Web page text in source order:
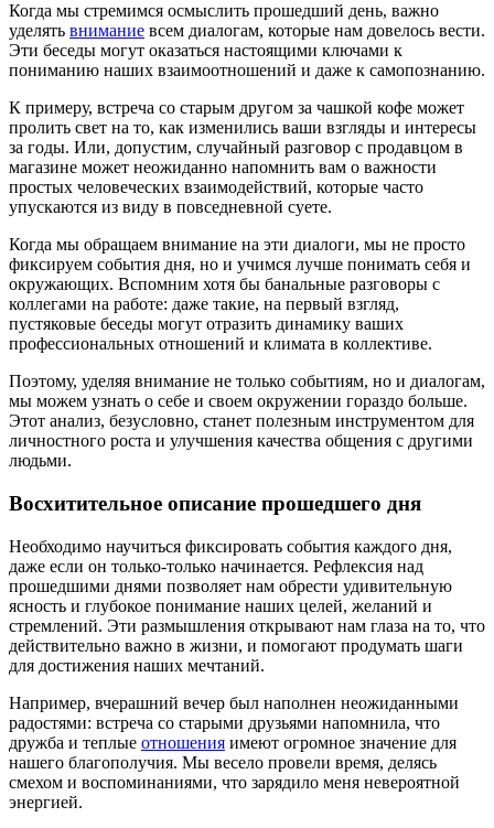
Когда мы стремимся осмыслить прошедший день, важно
уделять внимание всем диалогам, которые нам довелось вести.
Эти беседы могут оказаться настоящими ключами к
пониманию наших взаимоотношений и даже к самопознанию.
К примеру, встреча со старым другом за чашкой кофе может
пролить свет на то, как изменились ваши взгляды и интересы
за годы. Или, допустим, случайный разговор с продавцом в
магазине может неожиданно напомнить вам о важности
простых человеческих взаимодействий, которые часто
упускаются из виду в повседневной суете.
Когда мы обращаем внимание на эти диалоги, мы не просто
фиксируем события дня, но и учимся лучше понимать себя и
окружающих. Вспомним хотя бы банальные разговоры с
коллегами на работе: даже такие, на первый взгляд,
пустяковые беседы могут отразить динамику ваших
профессиональных отношений и климата в коллективе.
Поэтому, уделяя внимание не только событиям, но и диалогам,
мы можем узнать о себе и своем окружении гораздо больше.
Этот анализ, безусловно, станет полезным инструментом для
личностного роста и улучшения качества общения с другими
людьми.
Восхитительное описание прошедшего дня
Необходимо научиться фиксировать события каждого дня,
даже если он только-только начинается. Рефлексия над
прошедшими днями позволяет нам обрести удивительную
ясность и глубокое понимание наших целей, желаний и
стремлений. Эти размышления открывают нам глаза на то, что
действительно важно в жизни, и помогают продумать шаги
для достижения наших мечтаний.
Например, вчерашний вечер был наполнен неожиданными
радостями: встреча со старыми друзьями напомнила, что
дружба и теплые отношения имеют огромное значение для
нашего благополучия. Мы весело провели время, делясь
смехом и воспоминаниями, что зарядило меня невероятной
энергией.